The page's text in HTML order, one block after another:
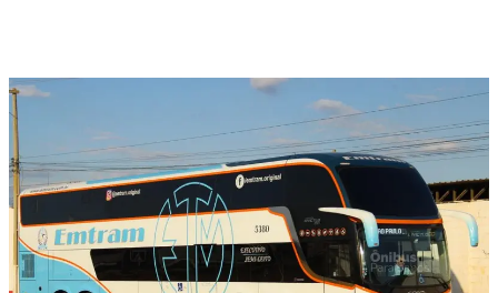
Digite
aqui
o
seu
e-
mail